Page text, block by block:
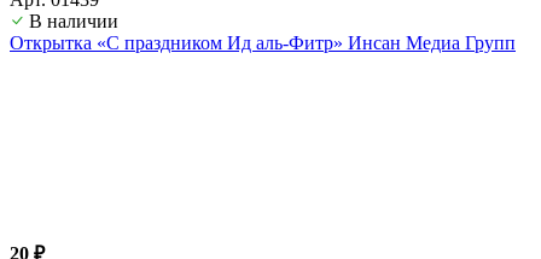
В наличии
Открытка «С праздником Ид аль-Фитр» Инсан Медиа Групп
20 ₽